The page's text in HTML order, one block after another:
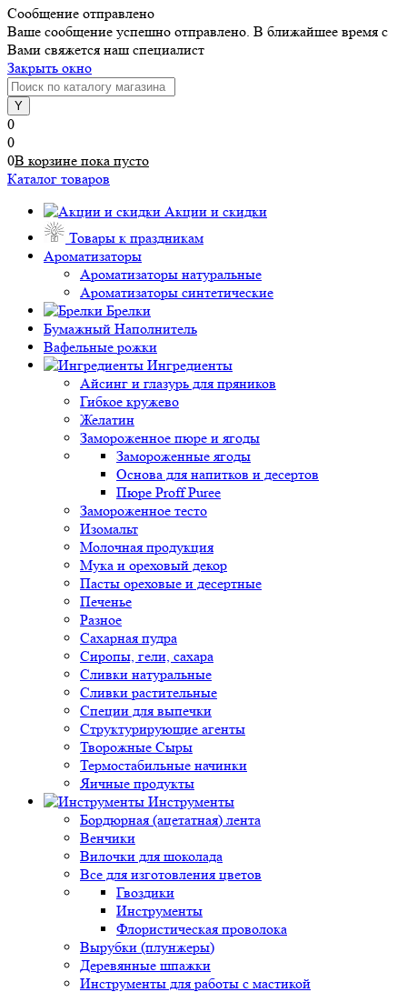
Сообщение отправлено
Ваше сообщение успешно отправлено. В ближайшее время с
Вами свяжется наш специалист
Закрыть окно
0
0
0В корзине пока пусто
Каталог товаров
Акции и скидки
Товары к праздникам
Ароматизаторы
Ароматизаторы натуральные
Ароматизаторы синтетические
Брелки
Бумажный Наполнитель
Вафельные рожки
Ингредиенты
Айсинг и глазурь для пряников
Гибкое кружево
Желатин
Замороженное пюре и ягоды
Замороженные ягоды
Основа для напитков и десертов
Пюре Proff Puree
Замороженное тесто
Изомальт
Молочная продукция
Мука и ореховый декор
Пасты ореховые и десертные
Печенье
Разное
Сахарная пудра
Сиропы, гели, сахара
Сливки натуральные
Сливки растительные
Специи для выпечки
Структурирующие агенты
Творожные Сыры
Термостабильные начинки
Яичные продукты
Инструменты
Бордюрная (ацетатная) лента
Венчики
Вилочки для шоколада
Все для изготовления цветов
Гвоздики
Инструменты
Флористическая проволока
Вырубки (плунжеры)
Деревянные шпажки
Инструменты для работы с мастикой